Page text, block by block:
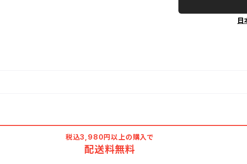
日
税込3,980円以上の購入で
配送料無料